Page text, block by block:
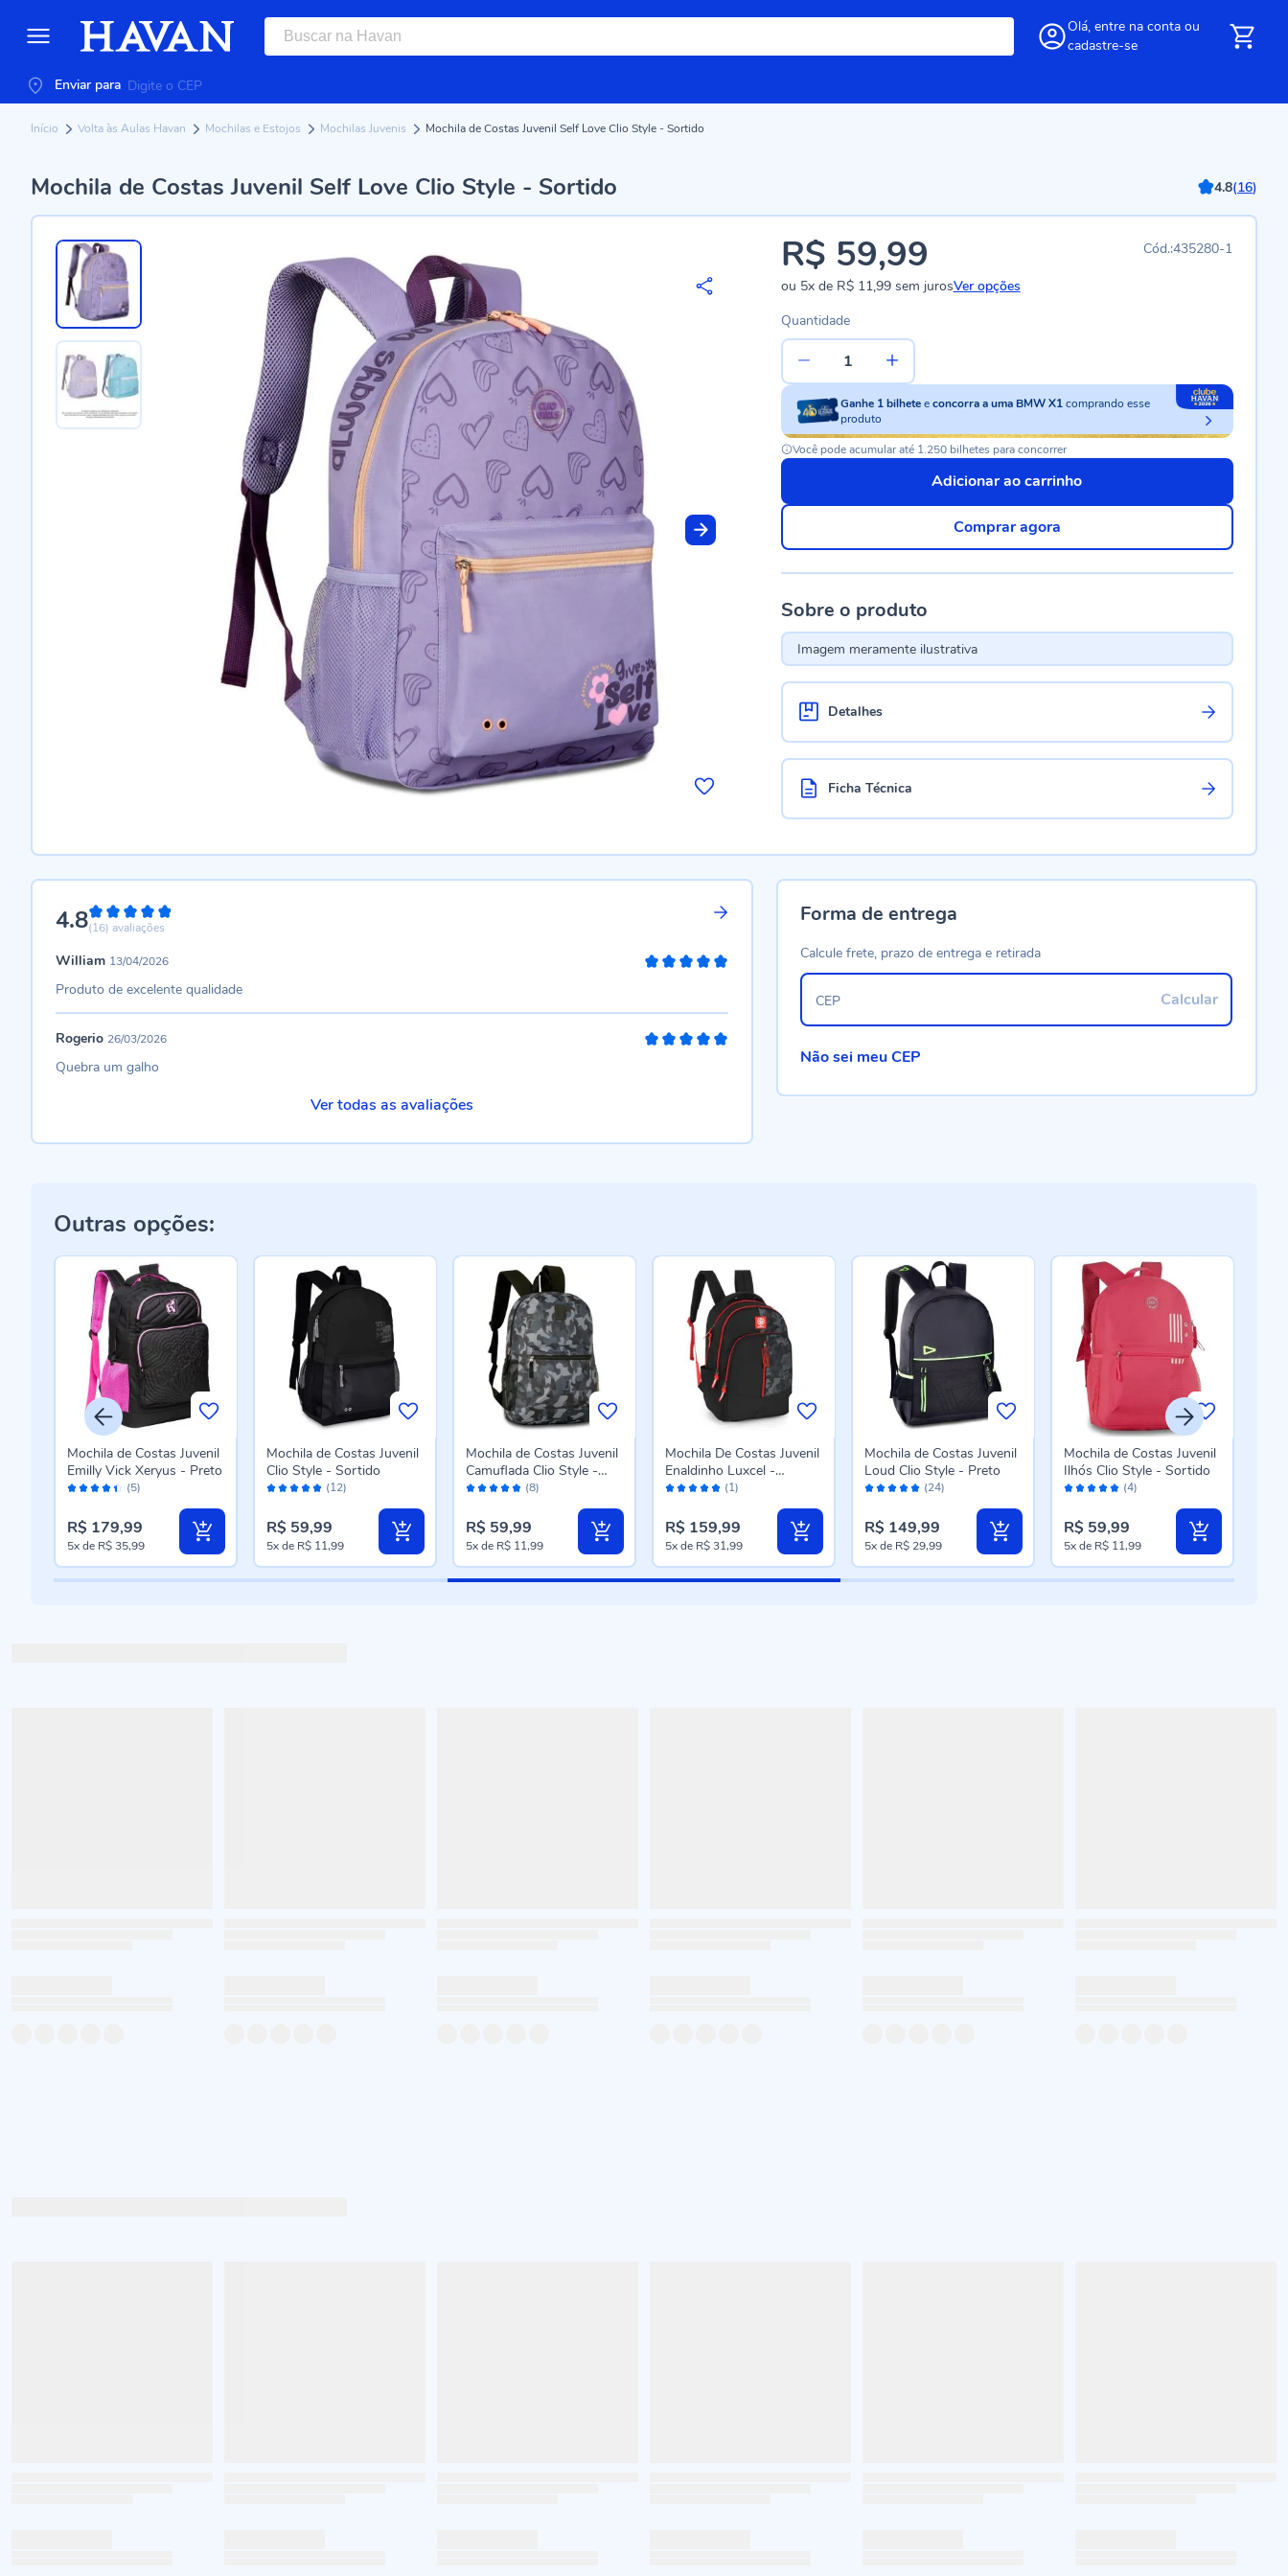
Olá, entre na conta ou
cadastre-se
Enviar para
Início Volta às Aulas Havan Mochilas e Estojos Mochilas Juvenis Mochila de Costas Juvenil Self Love Clio Style - Sortido
Mochila de Costas Juvenil Self Love Clio Style - Sortido 4.8(16)
435280-1
R$ 59,99
ou 5xde R$ 11,99sem jurosVer opções
Quantidade
Ganhe 1 bilhete econcorra a uma BMW X1comprando esse
produto
Você pode acumular até 1.250 bilhetes para concorrer
Adicionar ao carrinho
Comprar agora
Sobre o produto
Imagem meramente ilustrativa
Detalhes
Ficha Técnica
4.896%
(16) avaliações
William 13/04/2026
Produto de excelente qualidade
Rogerio 26/03/2026
Quebra um galho
Ver todas as avaliações
Forma de entrega
Calcule frete, prazo de entrega e retirada
Calcular
CEP
Não sei meu CEP
Outras opções:
Avaliação: (5)
Mochila de Costas Juvenil
Emilly Vick Xeryus - Preto
R$ 179,99
5xde R$ 35,99
Avaliação: (12)
Mochila de Costas Juvenil
Clio Style - Sortido
R$ 59,99
5xde R$ 11,99
Avaliação: (8)
Mochila de Costas Juvenil
Camuflada Clio Style -
Sortido
R$ 59,99
5xde R$ 11,99
Avaliação: (1)
Mochila De Costas Juvenil
Enaldinho Luxcel -
Sortido
R$ 159,99
5xde R$ 31,99
Avaliação: (24)
Mochila de Costas Juvenil
Loud Clio Style - Preto
R$ 149,99
5xde R$ 29,99
Avaliação: (4)
Mochila de Costas Juvenil
Ilhós Clio Style - Sortido
R$ 59,99
5xde R$ 11,99